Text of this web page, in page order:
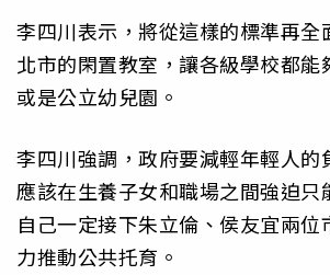
李四川表示，將從這樣的標準再全
北市的閑置教室，讓各級學校都能
或是公立幼兒園。
李四川強調，政府要減輕年輕人的
應該在生養子女和職場之間強迫只
自己一定接下朱立倫、侯友宜兩位
力推動公共托育。